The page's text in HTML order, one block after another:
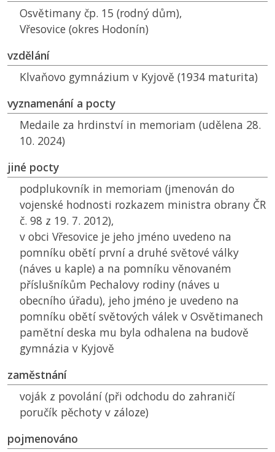
Osvětimany čp. 15 (rodný dům),
Vřesovice (okres Hodonín)
vzdělání
Klvaňovo gymnázium v Kyjově (1934 maturita)
vyznamenání a pocty
Medaile za hrdinství in memoriam (udělena 28.
10. 2024)
jiné pocty
podplukovník in memoriam (jmenován do
vojenské hodnosti rozkazem ministra obrany ČR
č. 98 z 19. 7. 2012),
v obci Vřesovice je jeho jméno uvedeno na
pomníku obětí první a druhé světové války
(náves u kaple) a na pomníku věnovaném
příslušníkům Pechalovy rodiny (náves u
obecního úřadu), jeho jméno je uvedeno na
pomníku obětí světových válek v Osvětimanech
pamětní deska mu byla odhalena na budově
gymnázia v Kyjově
zaměstnání
voják z povolání (při odchodu do zahraničí
poručík pěchoty v záloze)
pojmenováno